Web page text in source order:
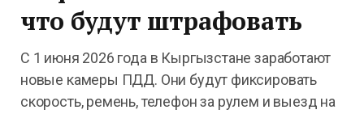
что будут штрафовать
С 1 июня 2026 года в Кыргызстане заработают
новые камеры ПДД. Они будут фиксировать
скорость, ремень, телефон за рулем и выезд на